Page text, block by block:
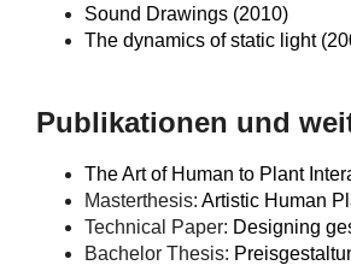
Sound Drawings (2010)
The dynamics of static light
Publikationen und
The Art of Human to Plant
Masterthesis: Artistic Human
Technical Paper: Designing
Bachelor Thesis: